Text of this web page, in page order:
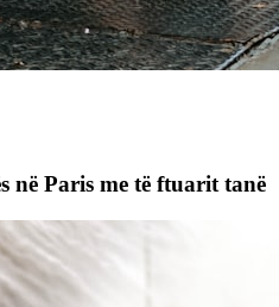
në Paris me të ftuarit tanë